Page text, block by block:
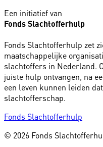
Een initiatief van
Fonds Slachtofferhulp
Fonds Slachtofferhulp zet
maatschappelijke
slachtoffers in Nederland.
juiste hulp ontvangen, na
een leven kunnen leiden
slachtofferschap.
Fonds Slachtofferhulp
© 2026 Fonds